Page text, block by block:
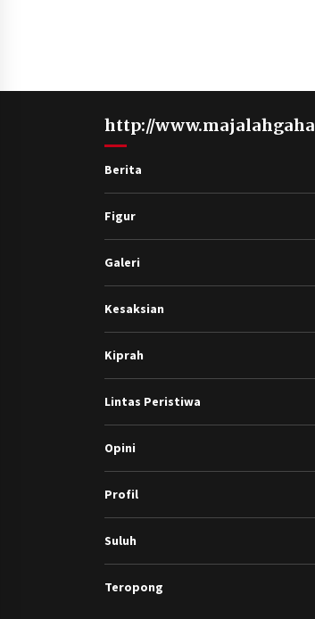
http://
Berita
Figur
Galeri
Kesaksian
Kiprah
Lintas Peristiwa
Opini
Profil
Suluh
Teropong